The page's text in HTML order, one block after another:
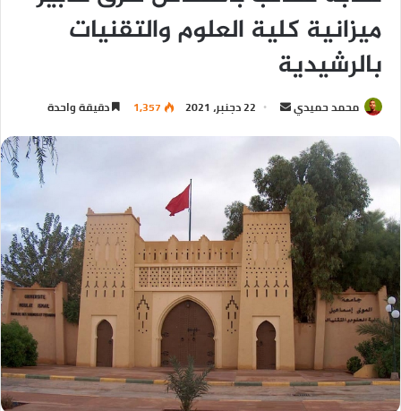
ميزانية كلية العلوم والتقنيات
بالرشيدية
محمد حميدي 22 دجنبر، 2021 1,357 دقيقة واحدة